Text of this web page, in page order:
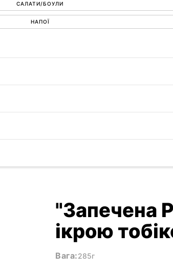
САЛАТИ/БОУЛИ
НАПОЇ
"Запечена
ікрою
Вага:285г